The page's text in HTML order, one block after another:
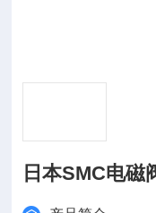
日本SMC电磁